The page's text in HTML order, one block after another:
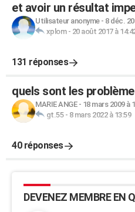
et avoir un résultat
Utilisateur anonyme- 8 déc.
xplom- 20 août 2017 à
131 réponses
quels sont les
MARIE ANGE- 18 mars 2009 à
gt.55- 8 mars 2022 à 13:59
40 réponses
DEVENEZ MEMBRE EN